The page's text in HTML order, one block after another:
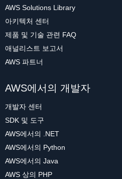
AWS Solutions Library
아키텍처 센터
제품 및 기술 관련 FAQ
애널리스트 보고서
AWS 파트너
AWS에서의 개발자
개발자 센터
SDK 및 도구
AWS에서의 .NET
AWS에서의 Python
AWS에서의 Java
AWS 상의 PHP